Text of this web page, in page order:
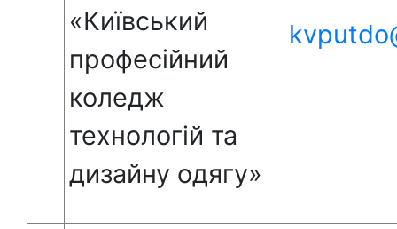
«Київський
професійний
коледж
технологій та
дизайну одягу»